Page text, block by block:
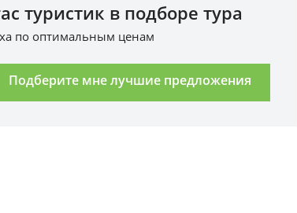
туристик в подборе тура
по оптимальным ценам
Подберите мне лучшие предложения